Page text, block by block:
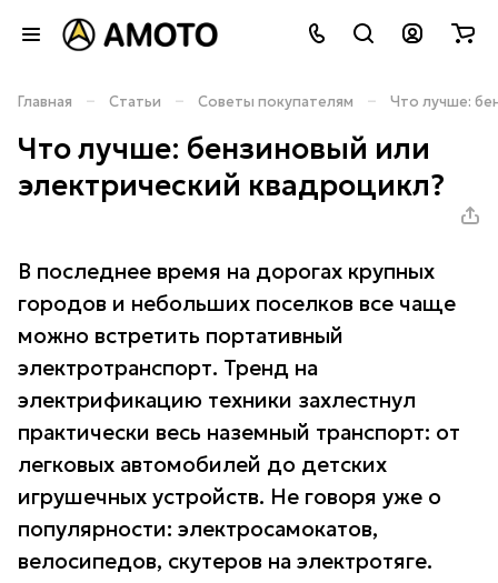
Главная – Статьи – Советы покупателям – Что лучше:
Что лучше: бензиновый или
электрический квадроцикл?
В последнее время на дорогах крупных
городов и небольших поселков все чаще
можно встретить портативный
электротранспорт. Тренд на
электрификацию техники захлестнул
практически весь наземный транспорт: от
легковых автомобилей до детских
игрушечных устройств. Не говоря уже о
популярности: электросамокатов,
велосипедов, скутеров на электротяге.